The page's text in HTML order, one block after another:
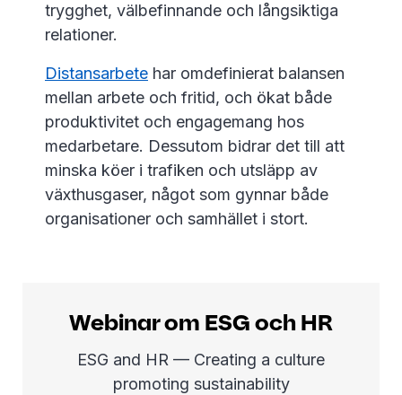
trygghet, välbefinnande och långsiktiga
relationer.
Distansarbete har omdefinierat balansen
mellan arbete och fritid, och ökat både
produktivitet och engagemang hos
medarbetare. Dessutom bidrar det till att
minska köer i trafiken och utsläpp av
växthusgaser, något som gynnar både
organisationer och samhället i stort.
Webinar om ESG och HR
ESG and HR — Creating a culture
promoting sustainability